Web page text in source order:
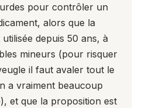
pour contrôler un
alors que la
depuis 50 ans, à
mineurs (pour risquer
il faut avaler tout le
a vraiment beaucoup
et que la proposition est